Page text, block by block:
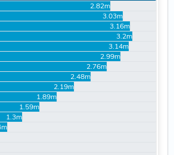
2.82m
3.03m
3.16m
3.2m
3.14m
2.99m
2.76m
2.48m
2.19m
1.89m
1.59m
1.3m